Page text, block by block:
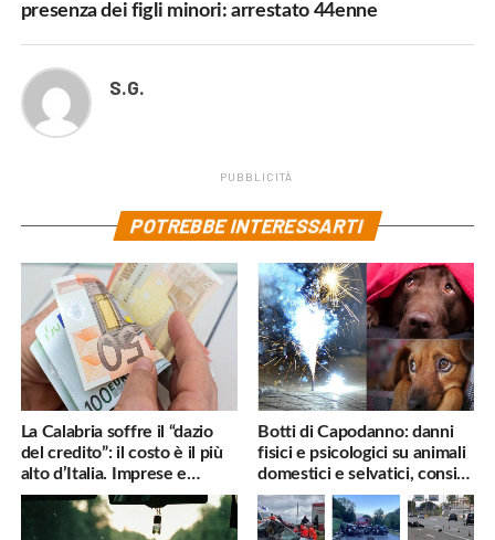
presenza dei figli minori: arrestato 44enne
S.G.
PUBBLICITÀ
POTREBBE INTERESSARTI
La Calabria soffre il “dazio
del credito”: il costo è il più
alto d’Italia. Imprese e
famiglie penalizzate
Botti di Capodanno: danni
fisici e psicologici su animali
domestici e selvatici, consigli
utili